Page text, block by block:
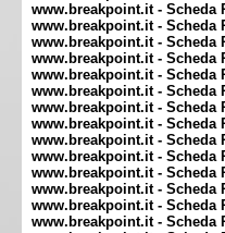
www.breakpoint.it - Scheda
www.breakpoint.it - Scheda
www.breakpoint.it - Scheda
www.breakpoint.it - Scheda
www.breakpoint.it - Scheda
www.breakpoint.it - Scheda
www.breakpoint.it - Scheda
www.breakpoint.it - Scheda
www.breakpoint.it - Scheda
www.breakpoint.it - Scheda
www.breakpoint.it - Scheda
www.breakpoint.it - Scheda
www.breakpoint.it - Scheda
www.breakpoint.it - Scheda